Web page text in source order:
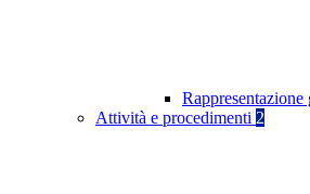
Rappresentazione
Attività e procedimenti 2